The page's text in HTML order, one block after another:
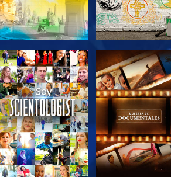
EXPLORA LAS
SERIES
EXPLORA LAS
SERIES